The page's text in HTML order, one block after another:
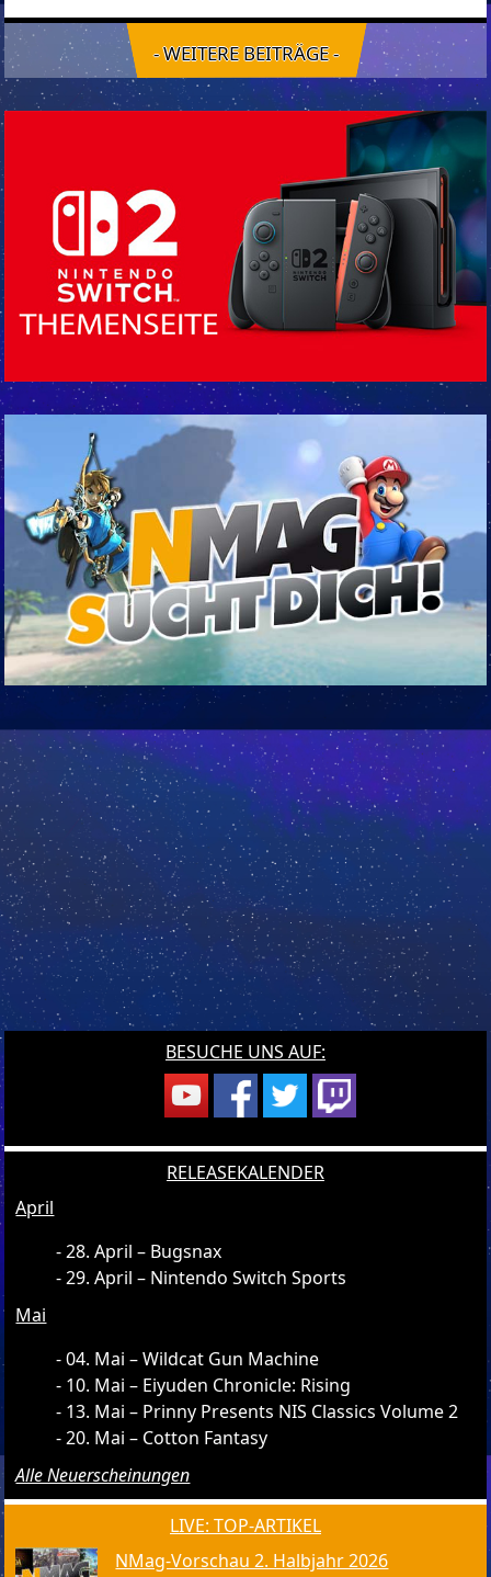
- WEITERE BEITRÄGE -
BESUCHE UNS AUF:
RELEASEKALENDER
April
28. April – Bugsnax
29. April – Nintendo Switch Sports
Mai
04. Mai – Wildcat Gun Machine
10. Mai – Eiyuden Chronicle: Rising
13. Mai – Prinny Presents NIS Classics Volume 2
20. Mai – Cotton Fantasy
Alle Neuerscheinungen
LIVE: TOP-ARTIKEL
NMag-Vorschau 2. Halbjahr 2026